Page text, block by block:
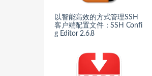
以智能高效的方式管理SSH
客户端配置文件：SSH Confi
g Editor 2.6.8